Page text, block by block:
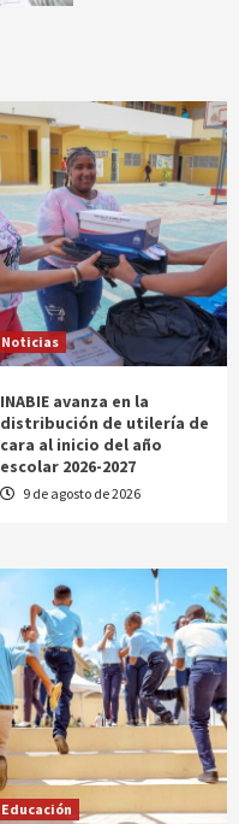
Noticias
INABIE avanza en la
distribución de utilería de
cara al inicio del año
escolar 2026-2027
9 de agosto de 2026
Educación